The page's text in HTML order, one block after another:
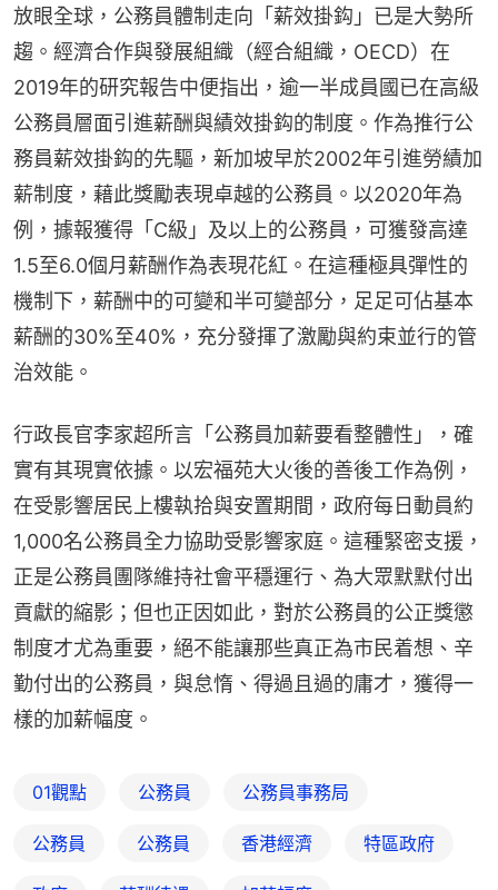
放眼全球，公務員體制走向「薪效掛鈎」已是大勢所
趨。經濟合作與發展組織（經合組織，OECD）在
2019年的研究報告中便指出，逾一半成員國已在高級
公務員層面引進薪酬與績效掛鈎的制度。作為推行公
務員薪效掛鈎的先驅，新加坡早於2002年引進勞績加
薪制度，藉此獎勵表現卓越的公務員。以2020年為
例，據報獲得「C級」及以上的公務員，可獲發高達
1.5至6.0個月薪酬作為表現花紅。在這種極具彈性的
機制下，薪酬中的可變和半可變部分，足足可佔基本
薪酬的30%至40%，充分發揮了激勵與約束並行的管
治效能。
行政長官李家超所言「公務員加薪要看整體性」，確
實有其現實依據。以宏福苑大火後的善後工作為例，
在受影響居民上樓執拾與安置期間，政府每日動員約
1,000名公務員全力協助受影響家庭。這種緊密支援，
正是公務員團隊維持社會平穩運行、為大眾默默付出
貢獻的縮影；但也正因如此，對於公務員的公正獎懲
制度才尤為重要，絕不能讓那些真正為市民着想、辛
勤付出的公務員，與怠惰、得過且過的庸才，獲得一
樣的加薪幅度。
01觀點 公務員 公務員事務局
公務員 公務員 香港經濟 特區政府